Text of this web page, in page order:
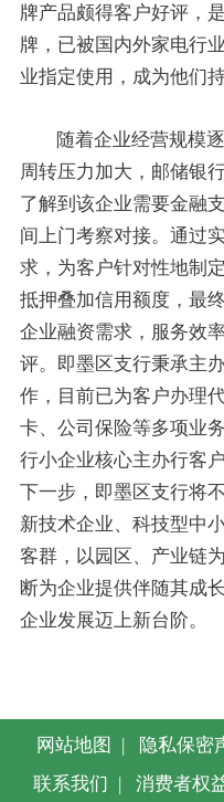
牌产品颇得客户好评，
牌，已被国内外家电行
业指定使用，成为他们
随着企业经营规模
周转压力加大，邮储银
了解到该企业需要金融
间上门考察对接。通过
求，为客户针对性地制
抵押叠加信用额度，最
企业融资需求，服务效
评。即墨区支行秉承主
作，目前已为客户办理
卡、公司保险等多项业
行小企业核心主办行客
下一步，即墨区支行将
新技术企业、科技型中
客群，以园区、产业链
断为企业提供伴随其成
企业发展迈上新台阶。
网站地图 隐私保密
联系我们
消费者权